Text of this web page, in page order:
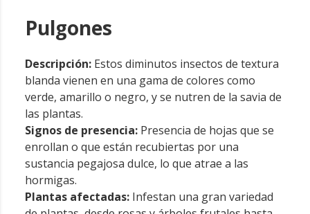
Pulgones
Descripción:Estos diminutos insectos de textura
blanda vienen en una gama de colores como
verde, amarillo o negro, y se nutren de la savia de
las plantas.
Signos de presencia:Presencia de hojas que se
enrollan o que están recubiertas por una
sustancia pegajosa dulce, lo que atrae a las
hormigas.
Plantas afectadas:Infestan una gran variedad